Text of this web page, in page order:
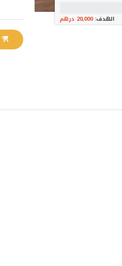
الهدف:20,000 درهم